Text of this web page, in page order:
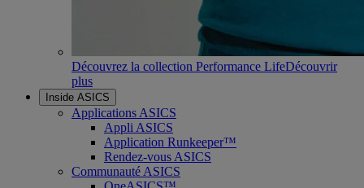
Découvrez la collection Performance LifeDécouvrir
plus
Inside ASICS
Applications ASICS
Appli ASICS
Application Runkeeper™
Rendez-vous ASICS
Communauté ASICS